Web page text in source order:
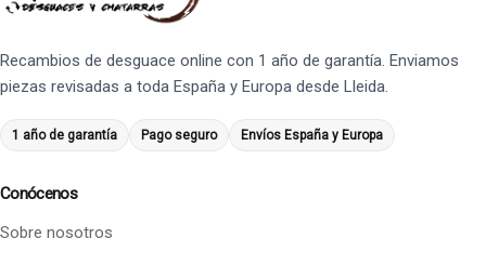
Recambios de desguace online con 1 año de garantía. Enviamos
piezas revisadas a toda España y Europa desde Lleida.
1 año de garantía Pago seguro Envíos España y Europa
Conócenos
Sobre nosotros